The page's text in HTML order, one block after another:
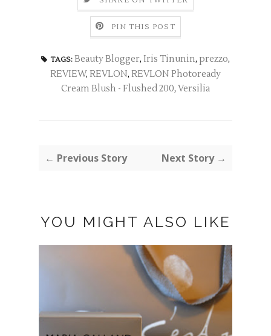
PIN THIS POST
TAGS: Beauty Blogger, Iris Tinunin, prezzo,
REVIEW, REVLON, REVLON Photoready
Cream Blush - Flushed 200, Versilia
← Previous Story Next Story →
YOU MIGHT ALSO LIKE